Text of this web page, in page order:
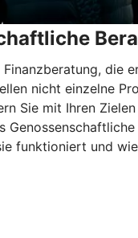
Finanzberatung, die
nicht einzelne
Sie mit Ihren Zielen
funktioniert und